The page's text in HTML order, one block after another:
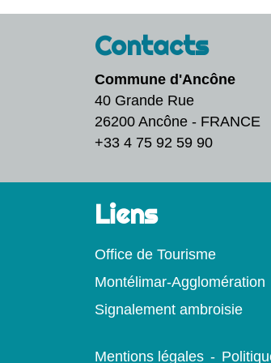
Contacts
Commune d'Ancône
40 Grande Rue
26200 Ancône - FRANCE
+33 4 75 92 59 90
Liens
Office de Tourisme
Montélimar-Agglomération
Signalement ambroisie
Mentions légales -